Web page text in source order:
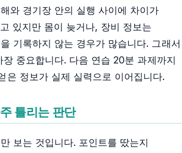
와 경기장 안의 실행 사이에 차이가
있지만 몸이 늦거나, 장비 정보는
기록하지 않는 경우가 많습니다. 그래서
중요합니다. 다음 연습 20분 과제까지
은 정보가 실제 실력으로 이어집니다.
틀리는 판단
보는 것입니다. 포인트를 땄는지